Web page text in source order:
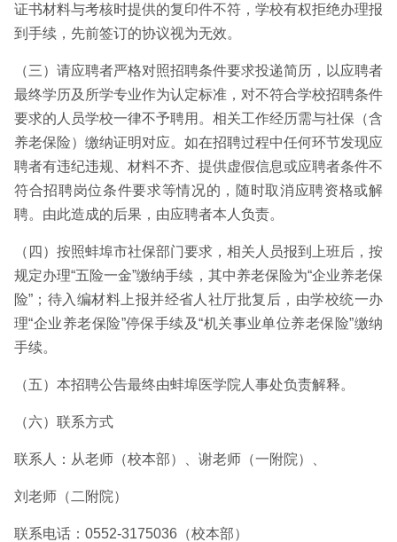
证书材料与考核时提供的复印件不符，学校有权拒绝办理报
到手续，先前签订的协议视为无效。
（三）请应聘者严格对照招聘条件要求投递简历，以应聘者
最终学历及所学专业作为认定标准，对不符合学校招聘条件
要求的人员学校一律不予聘用。相关工作经历需与社保（含
养老保险）缴纳证明对应。如在招聘过程中任何环节发现应
聘者有违纪违规、材料不齐、提供虚假信息或应聘者条件不
符合招聘岗位条件要求等情况的，随时取消应聘资格或解
聘。由此造成的后果，由应聘者本人负责。
（四）按照蚌埠市社保部门要求，相关人员报到上班后，按
规定办理“五险一金”缴纳手续，其中养老保险为“企业养老保
险”；待入编材料上报并经省人社厅批复后，由学校统一办
理“企业养老保险”停保手续及“机关事业单位养老保险”缴纳
手续。
（五）本招聘公告最终由蚌埠医学院人事处负责解释。
（六）联系方式
联系人：从老师（校本部）、谢老师（一附院）、
刘老师（二附院）
联系电话：0552-3175036（校本部）